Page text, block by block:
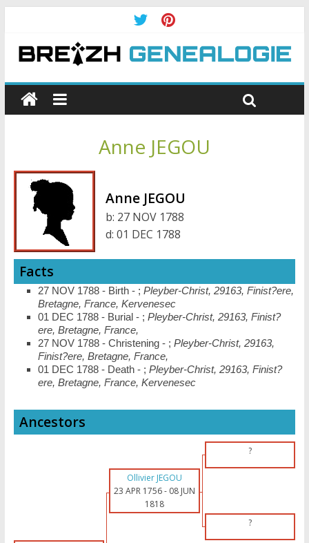
Anne JEGOU
Anne JEGOU
b: 27 NOV 1788
d: 01 DEC 1788
Facts
27 NOV 1788 - Birth - ; Pleyber-Christ, 29163, Finist?ere,
Bretagne, France, Kervenesec
01 DEC 1788 - Burial - ; Pleyber-Christ, 29163, Finist?
ere, Bretagne, France,
27 NOV 1788 - Christening - ; Pleyber-Christ, 29163,
Finist?ere, Bretagne, France,
01 DEC 1788 - Death - ; Pleyber-Christ, 29163, Finist?
ere, Bretagne, France, Kervenesec
Ancestors
?
Ollivier JEGOU
23 APR 1756- 08 JUN
1818
?